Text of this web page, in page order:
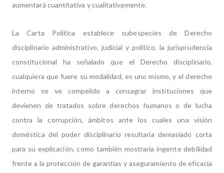
aumentará cuantitativa y cualitativamente.
La Carta Política establece subespecies de Derecho
disciplinario administrativo, judicial y político, la jurisprudencia
constitucional ha señalado que el Derecho disciplinario,
cualquiera que fuere su modalidad, es uno mismo, y el derecho
interno se ve compelido a consagrar instituciones que
devienen de tratados sobre derechos humanos o de lucha
contra la corrupción, ámbitos ante los cuales una visión
doméstica del poder disciplinario resultaría demasiado corta
para su explicación, como también mostraría ingente debilidad
frente a la protección de garantías y aseguramiento de eficacia